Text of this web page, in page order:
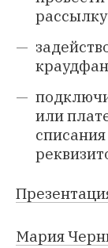
или
Мария